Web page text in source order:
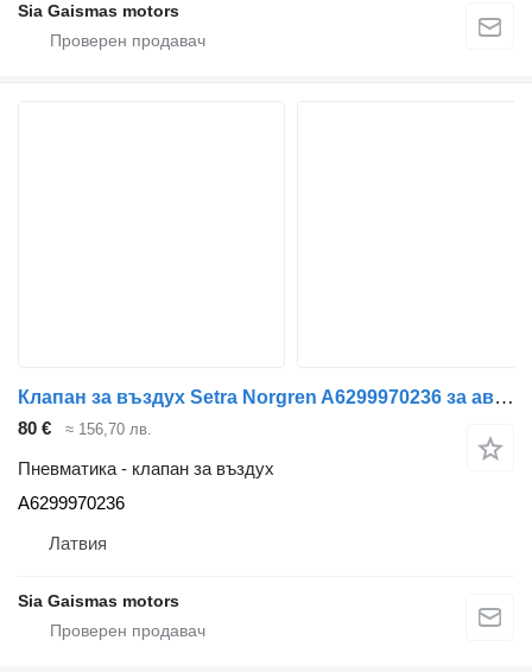
Sia Gaismas motors
Клапан за въздух Setra Norgren A6299970236 за автобус Setra 415 hd
80 € ≈ 156,70 лв.
Пневматика - клапан за въздух
A6299970236
Латвия
Sia Gaismas motors